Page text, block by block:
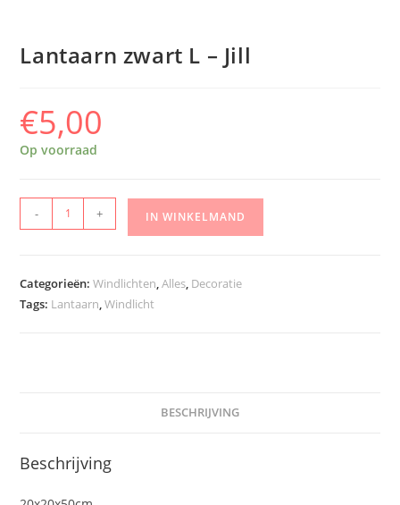
Lantaarn zwart L – Jill
€5,00
Op voorraad
- + IN WINKELMAND
Categorieën:Windlichten,Alles, Decoratie
Tags: Lantaarn,Windlicht
BESCHRIJVING
Beschrijving